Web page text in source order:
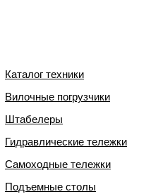
Каталог техники
Вилочные погрузчики
Штабелеры
Гидравлические тележки
Самоходные тележки
Подъемные столы